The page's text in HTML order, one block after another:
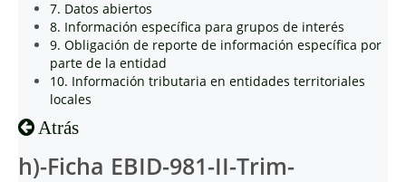
7. Datos abiertos
8. Información específica para grupos de interés
9. Obligación de reporte de información específica por
parte de la entidad
10. Información tributaria en entidades territoriales
locales
Atrás
h)-Ficha EBID-981-II-Trim-